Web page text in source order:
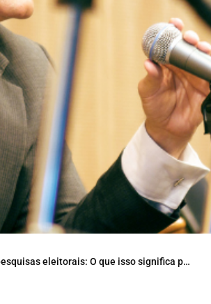
O que isso significa para o futuro das eleições no Brasil